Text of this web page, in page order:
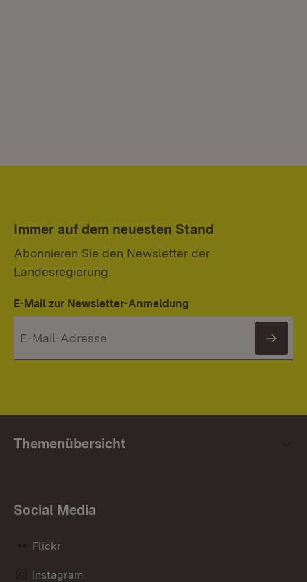
Immer auf dem neuesten Stand
Abonnieren Sie den Newsletter der
Landesregierung.
E-Mail zur Newsletter-Anmeldung
Themenübersicht
Social Media
Flickr
Instagram